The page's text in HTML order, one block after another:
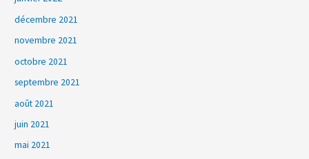
décembre 2021
novembre 2021
octobre 2021
septembre 2021
août 2021
juin 2021
mai 2021